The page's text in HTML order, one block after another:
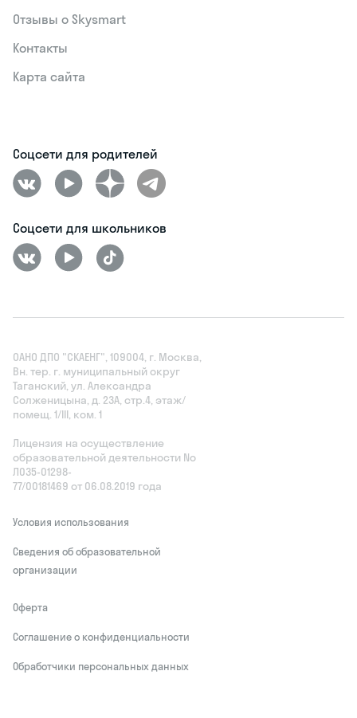
Отзывы о Skysmart
Контакты
Карта сайта
Соцсети для родителей
Соцсети для школьников
ОАНО ДПО "СКАЕНГ", 109004, г. Москва,
Вн. тер. г. муниципальный округ
Таганский, ул. Александра
Солженицына, д. 23А, стр.4, этаж/
помещ. 1/III, ком. 1
Лицензия на осуществление
образовательной деятельности No
Л035‑01298-
77/00181469 от 06.08.2019 года
Условия использования
Сведения об образовательной
организации
Оферта
Соглашение о конфиденциальности
Обработчики персональных данных